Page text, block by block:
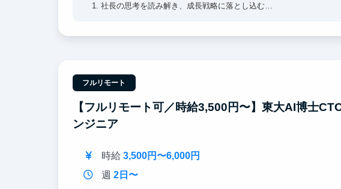
1. 社長の思考を読み解き、成長戦略に落とし込む
3. 不動産×金融×M&Aの実データに触れる
中古AP販売日本一の企業の決算・市場・M&A案件に直接触れ、リア
フルリモート
【フルリモート可／時給3,500円〜】東大AI博士
ンジニア
時給 3,500円〜6,000円
週 2日〜